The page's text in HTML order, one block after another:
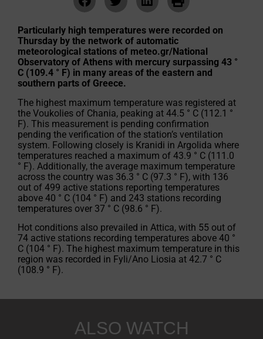
Particularly high temperatures were recorded on
Thursday by the network of automatic
meteorological stations of meteo.gr/National
Observatory of Athens with mercury surpassing 43 °
C (109.4 ° F) in many areas of the eastern and
southern parts of Greece.
The highest maximum temperature was registered at
the Voukolies of Chania, peaking at 44.5 ° C (112.1 °
F). This measurement is pending confirmation
pending the verification of the station’s ventilation
system. Following closely is Kranidi in Argolida where
temperatures reached a maximum of 43.9 ° C (111.0
° F). Additionally, the average maximum temperature
across the country was 36.3 ° C (97.3 ° F), with 136
out of 499 active stations reporting temperatures
above 40 ° C (104 ° F) and 243 stations recording
temperatures over 37 ° C (98.6 ° F).
Hot conditions also prevailed in Attica, with 55 out of
74 active stations recording temperatures above 40 °
C (104 ° F). The highest maximum temperature in this
region was recorded in Fyli/Ano Liosia at 42.7 ° C
(108.9 ° F).
ALSO WATCH